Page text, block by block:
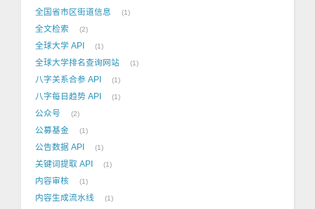
全国省市区街道信息 1
全文检索 2
全球大学 API 1
全球大学排名查询网站 1
八字关系合参 API 1
八字每日趋势 API 1
公众号 2
公募基金 1
公告数据 API 1
关键词提取 API 1
内容审核 1
内容生成流水线 1